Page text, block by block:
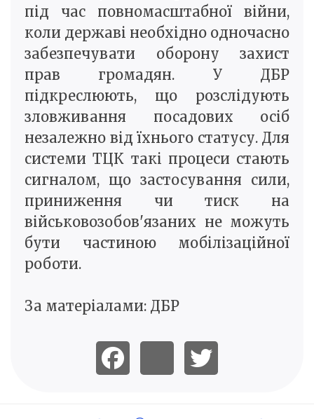
під час повномасштабної війни,
коли державі необхідно одночасно
забезпечувати оборону захист
прав громадян. У ДБР
підкреслюють, що розслідують
зловживання посадових осіб
незалежно від їхнього статусу. Для
системи ТЦК такі процеси стають
сигналом, що застосування сили,
приниження чи тиск на
військовозобов'язаних не можуть
бути частиною мобілізаційної
роботи.
За матеріалами: ДБР